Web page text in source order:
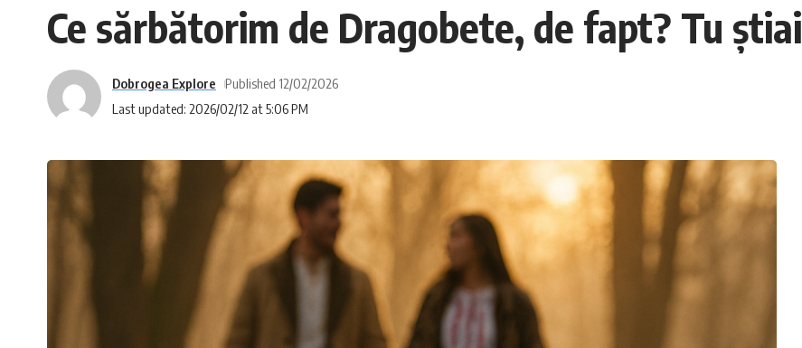
Ce sărbătorim de Dragobete, de fapt? Tu știai
Last updated: 2026/02/12 at 5:06 PM
Dobrogea Explore Published 12/02/2026